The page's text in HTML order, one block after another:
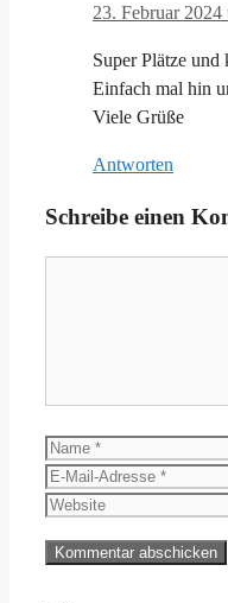
23. Februar
Super Plätze und
Einfach mal hin
Viele Grüße
Antworten
Schreibe einen
Name